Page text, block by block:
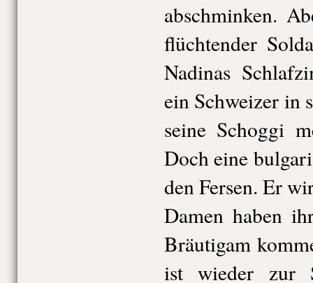
abschminken.
flüchtender
Nadinas
ein Schweizer in
seine Schoggi
Doch eine
den Fersen. Er
Damen haben
Bräutigam
ist wieder zur